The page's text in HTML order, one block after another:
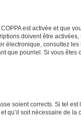
est activée et que
doivent être
consultez
pourriel. Si vous
soient corrects. Si tel
qu’il soit nécessaire de la